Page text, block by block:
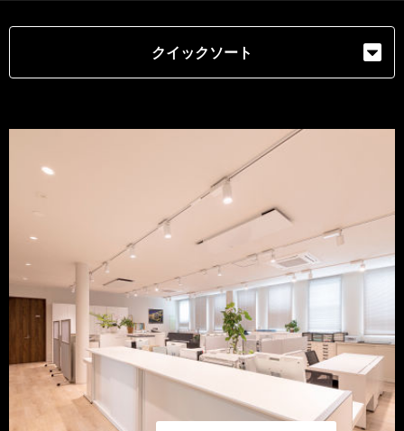
クイックソート